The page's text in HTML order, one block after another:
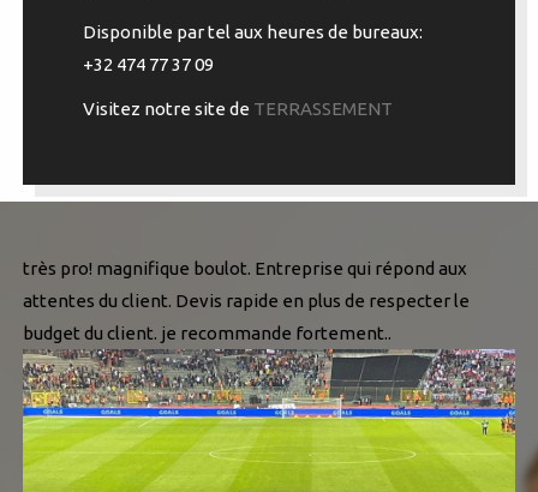
Disponible par tel aux heures de bureaux:
+32 474 77 37 09
Visitez notre site de TERRASSEMENT
très pro! magnifique boulot. Entreprise qui répond aux
attentes du client. Devis rapide en plus de respecter le
budget du client. je recommande fortement..